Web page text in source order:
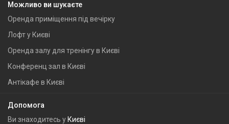
Можливо ви шукаєте
Оренда приміщення під вечірку
Лофт у Києві
Оренда залу для тренінгу в Києві
Конференц зал в Києві
Антікафе в Києві
Допомога
Ви знаходитесь у Києві